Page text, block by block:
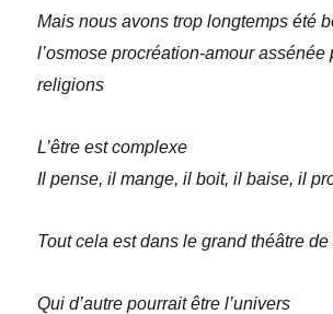
Mais nous avons trop longtemps été
l’osmose procréation-amour assénée
religions
L’être est complexe
Il pense, il mange, il boit, il baise, il
Tout cela est dans le grand théâtre
Qui d’autre pourrait être l’univers